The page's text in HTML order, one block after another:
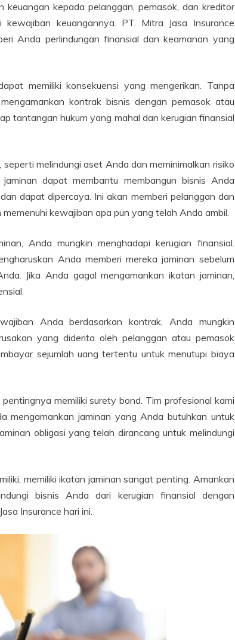
keuangan kepada pelanggan, pemasok, dan kreditor
keuangannya. PT. Mitra Jasa Insurance
Anda perlindungan finansial dan keamanan yang
memiliki konsekuensi yang mengerikan. Tanpa
kontrak bisnis dengan pemasok atau
tantangan hukum yang mahal dan kerugian finansial
melindungi aset Anda dan meminimalkan risiko
dapat membantu membangun bisnis Anda
dapat dipercaya. Ini akan memberi pelanggan dan
kewajiban apa pun yang telah Anda ambil.
Anda mungkin menghadapi kerugian finansial.
Anda memberi mereka jaminan sebelum
Jika Anda gagal mengamankan ikatan jaminan,
Anda berdasarkan kontrak, Anda mungkin
yang diderita oleh pelanggan atau pemasok
sejumlah uang tertentu untuk menutupi biaya
memiliki surety bond. Tim profesional kami
mengamankan jaminan yang Anda butuhkan untuk
obligasi yang telah dirancang untuk melindungi
memiliki ikatan jaminan sangat penting. Amankan
bisnis Anda dari kerugian finansial dengan
Insurance hari ini.